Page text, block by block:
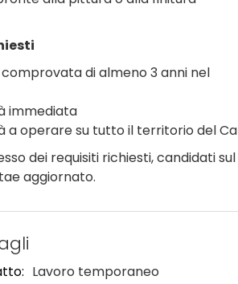
comprovata di almeno 3 anni nel
immediata
a operare su tutto il territorio del
dei requisiti richiesti, candidati
aggiornato.
Lavoro temporaneo